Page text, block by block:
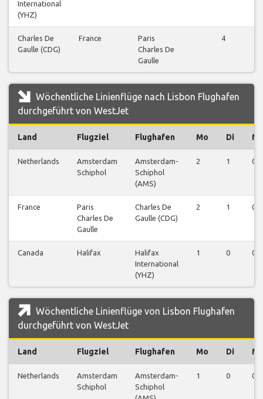
International
(YHZ)
Charles De
Gaulle (CDG)
France
Paris
Charles De
Gaulle
4
Wöchentliche Linienflüge nach Lisbon Flughafen
durchgeführt von WestJet
Land Flugziel Flughafen Mo Di Mi
Netherlands
Amsterdam
Schiphol
Amsterdam-
Schiphol
(AMS)
2 1 0
France
Paris
Charles De
Gaulle
Charles De
Gaulle (CDG)
2 1 0
Canada Halifax
Halifax
International
(YHZ)
1 0 0
Wöchentliche Linienflüge von Lisbon Flughafen
durchgeführt von WestJet
Land Flugziel Flughafen Mo Di Mi
Netherlands
Amsterdam
Schiphol
Amsterdam-
Schiphol
1 0 0